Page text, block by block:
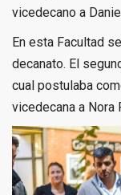
vicedecano a
En esta Facultad
decanato. El
cual postulaba
vicedecana a Nora